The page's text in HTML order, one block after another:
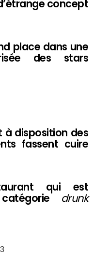
concept
place dans une
des stars
disposition des
fassent cuire
qui est
drunk